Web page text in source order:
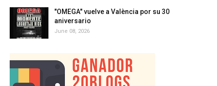
"OMEGA" vuelve a València por su 30
aniversario
June 08, 2026